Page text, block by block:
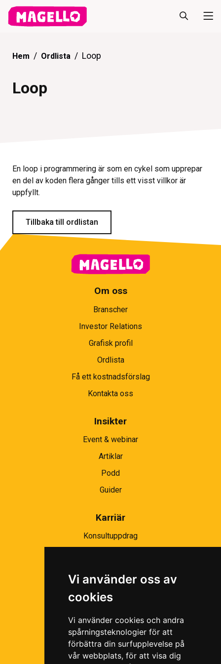
Vi använder oss av
cookies
Vi använder cookies och andra
spårningsteknologier för att
förbättra din surfupplevelse på
vår webbplats, för att visa dig
Hem Ordlista Loop
Loop
En loop i programmering är som en cykel som upprepar
en del av koden flera gånger tills ett visst villkor är
uppfyllt.
Tillbaka till ordlistan
Om oss
Branscher
Investor Relations
Grafisk profil
Ordlista
Få ett kostnadsförslag
Kontakta oss
Insikter
Event & webinar
Artiklar
Podd
Guider
Karriär
Konsultuppdrag
Ramavtal